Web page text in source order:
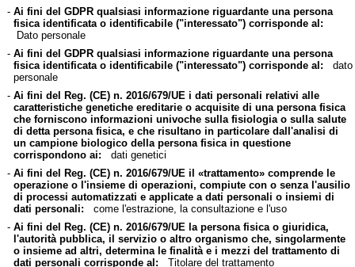
- Ai fini del GDPR qualsiasi informazione riguardante una persona
fisica identificata o identificabile ("interessato") corrisponde al:
Dato personale
- Ai fini del GDPR qualsiasi informazione riguardante una persona
fisica identificata o identificabile ("interessato") corrisponde al: dato
personale
- Ai fini del Reg. (CE) n. 2016/679/UE i dati personali relativi alle
caratteristiche genetiche ereditarie o acquisite di una persona fisica
che forniscono informazioni univoche sulla fisiologia o sulla salute
di detta persona fisica, e che risultano in particolare dall'analisi di
un campione biologico della persona fisica in questione
corrispondono ai: dati genetici
- Ai fini del Reg. (CE) n. 2016/679/UE il «trattamento» comprende le
operazione o l'insieme di operazioni, compiute con o senza l'ausilio
di processi automatizzati e applicate a dati personali o insiemi di
dati personali: come l'estrazione, la consultazione e l'uso
- Ai fini del Reg. (CE) n. 2016/679/UE la persona fisica o giuridica,
l'autorità pubblica, il servizio o altro organismo che, singolarmente
o insieme ad altri, determina le finalità e i mezzi del trattamento di
dati personali corrisponde al: Titolare del trattamento